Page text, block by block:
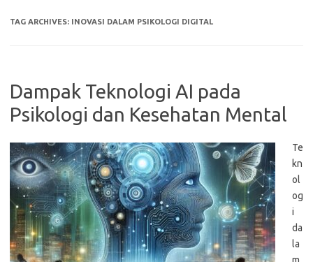
TAG ARCHIVES: INOVASI DALAM PSIKOLOGI DIGITAL
Dampak Teknologi AI pada
Psikologi dan Kesehatan Mental
Te
kn
ol
og
i
da
la